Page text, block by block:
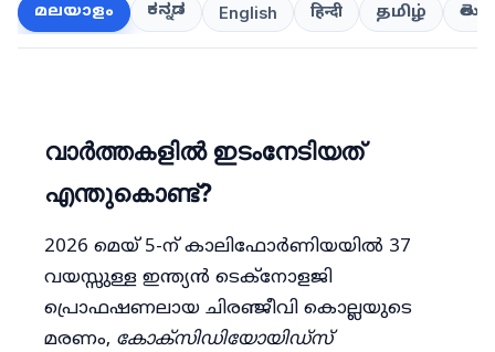
മലയാളം ಕನ್ನಡ English हिन्दी தமிழ்
വാർത്തകളിൽ ഇടംനേടിയത്
എന്തുകൊണ്ട്?
2026 മെയ് 5-ന് കാലിഫോർണിയയിൽ 37
വയസ്സുള്ള ഇന്ത്യൻ ടെക്‌നോളജി
പ്രൊഫഷണലായ ചിരഞ്ജീവി കൊല്ലയുടെ
മരണം, കോക്സിഡിയോയിഡ്സ്